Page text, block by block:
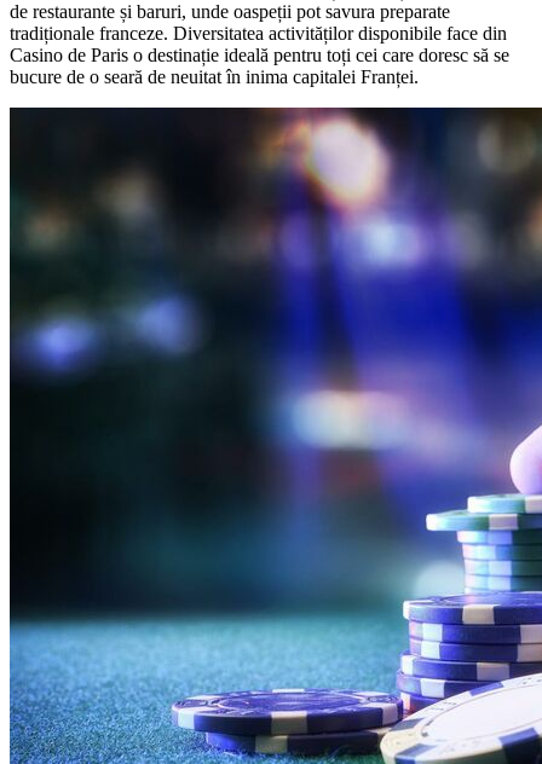
de restaurante și baruri, unde oaspeții pot savura preparate
tradiționale franceze. Diversitatea activităților disponibile face din
Casino de Paris o destinație ideală pentru toți cei care doresc să se
bucure de o seară de neuitat în inima capitalei Franței.